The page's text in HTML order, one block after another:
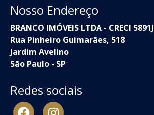
Nosso Endereço
BRANCO IMÓVEIS LTDA - CRECI 5891J
Rua Pinheiro Guimarães, 518
Jardim Avelino
São Paulo - SP
Redes sociais